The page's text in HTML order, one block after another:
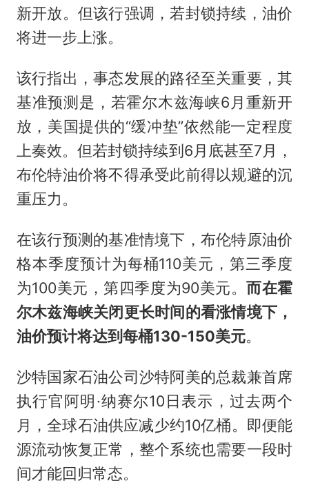
新开放。但该行强调，若封锁持续，油价
将进一步上涨。
该行指出，事态发展的路径至关重要，其
基准预测是，若霍尔木兹海峡6月重新开
放，美国提供的“缓冲垫”依然能一定程度
上奏效。但若封锁持续到6月底甚至7月，
布伦特油价将不得承受此前得以规避的沉
重压力。
在该行预测的基准情境下，布伦特原油价
格本季度预计为每桶110美元，第三季度
为100美元，第四季度为90美元。而在霍
尔木兹海峡关闭更长时间的看涨情境下，
油价预计将达到每桶130-150美元。
沙特国家石油公司沙特阿美的总裁兼首席
执行官阿明·纳赛尔10日表示，过去两个
月，全球石油供应减少约10亿桶。即便能
源流动恢复正常，整个系统也需要一段时
间才能回归常态。